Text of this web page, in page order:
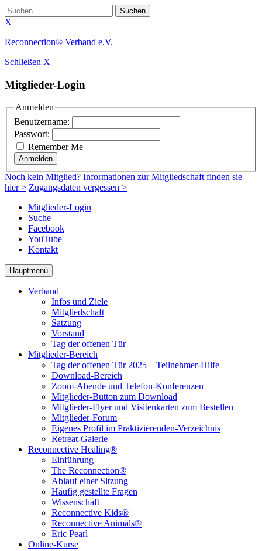
Suchen
nach:
X
Zum
springen
Reconnection® Verband e.V.
Schließen X
Mitglieder-Login
Anmelden
Benutzername:
Passwort:
Remember Me
Anmelden
Noch kein Mitglied? Informationen zur Mitgliedschaft finden sie
hier > Zugangsdaten vergessen >
Mitglieder-Login
Suche
Facebook
YouTube
Kontakt
Hauptmenü
Verband
Infos und Ziele
Mitgliedschaft
Satzung
Vorstand
Tag der offenen Tür
Mitglieder-Bereich
Tag der offenen Tür 2025 – Teilnehmer-Hilfe
Download-Bereich
Zoom-Abende und Telefon-Konferenzen
Mitglieder-Button zum Download
Mitglieder-Flyer und Visitenkarten zum Bestellen
Mitglieder-Forum
Eigenes Profil im Praktizierenden-Verzeichnis
Retreat-Galerie
Reconnective Healing®
Einführung
The Reconnection®
Ablauf einer Sitzung
Häufig gestellte Fragen
Wissenschaft
Reconnective Kids®
Reconnective Animals®
Eric Pearl
Online-Kurse